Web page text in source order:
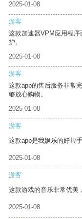
2025-01-08
游客
这款加速器VPM应用程
护。
2025-01-08
游客
这款app的售后服务非常
够放心购物。
2025-01-08
游客
这款app是我娱乐的好帮
2025-01-08
游客
这款游戏的音乐非常优美
2025-01-08